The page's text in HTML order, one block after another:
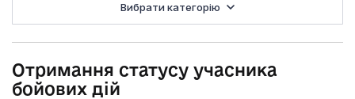
Вибрати категорію
Отримання статусу учасника
бойових дій